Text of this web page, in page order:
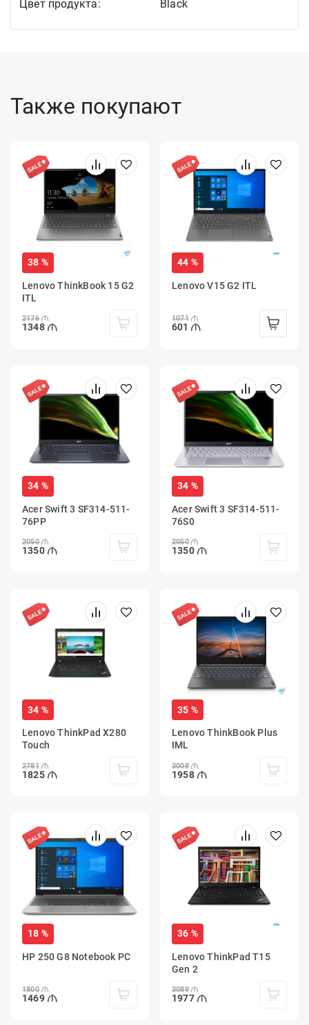
Цвет продукта: Black
Также покупают
38 %
Lenovo ThinkBook 15 G2
ITL
2176
1348
44 %
Lenovo V15 G2 ITL
1071
601
34 %
Acer Swift 3 SF314-511-
76PP
2050
1350
34 %
Acer Swift 3 SF314-511-
76S0
2050
1350
34 %
Lenovo ThinkPad X280
Touch
2781
1825
35 %
Lenovo ThinkBook Plus
IML
3008
1958
18 %
HP 250 G8 Notebook PC
1800
1469
36 %
Lenovo ThinkPad T15
Gen 2
3089
1977